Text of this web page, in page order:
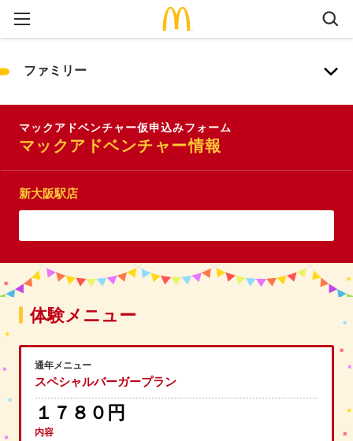
ファミリー
マックアドベンチャー仮申込みフォーム
マックアドベンチャー情報
新大阪駅店
体験メニュー
通年メニュー
スペシャルバーガープラン
１７８０円
内容